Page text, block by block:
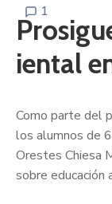
1
iental
Como parte del
los alumnos de
Orestes Chiesa
sobre educación